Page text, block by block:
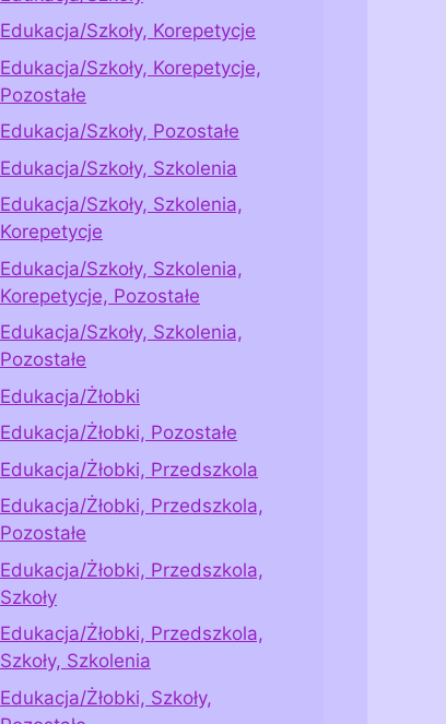
Edukacja/Szkoły, Korepetycje
Edukacja/Szkoły, Korepetycje,
Pozostałe
Edukacja/Szkoły, Pozostałe
Edukacja/Szkoły, Szkolenia
Edukacja/Szkoły, Szkolenia,
Korepetycje
Edukacja/Szkoły, Szkolenia,
Korepetycje, Pozostałe
Edukacja/Szkoły, Szkolenia,
Pozostałe
Edukacja/Żłobki
Edukacja/Żłobki, Pozostałe
Edukacja/Żłobki, Przedszkola
Edukacja/Żłobki, Przedszkola,
Pozostałe
Edukacja/Żłobki, Przedszkola,
Szkoły
Edukacja/Żłobki, Przedszkola,
Szkoły, Szkolenia
Edukacja/Żłobki, Szkoły,